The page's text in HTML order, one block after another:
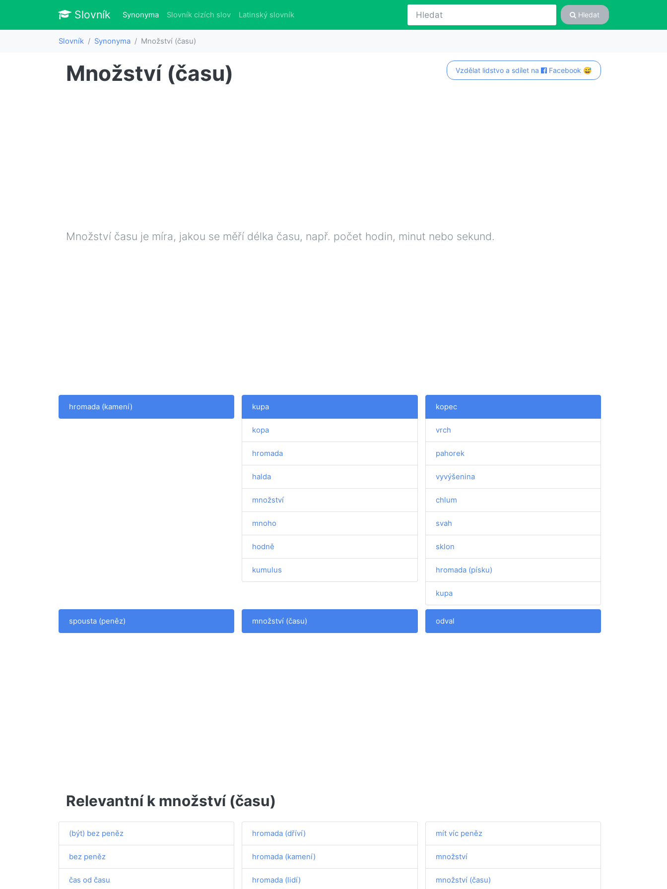
Slovník Slovník
Synonyma(aktuálně)
Slovník cizích slov Latinský slovník Hledat
Slovník Synonyma Množství (času)
Vzdělat lidstvo a sdílet na Facebook 😅
Množství (času)
Množství času je míra, jakou se měří délka času, např. počet hodin, minut nebo sekund.
hromada (kamení) kupa
kopa
hromada
halda
množství
mnoho
hodně
kumulus
kopec
vrch
pahorek
vyvýšenina
chlum
svah
sklon
hromada (písku)
kupa
spousta (peněz) množství (času) odval
Relevantní k množství (času)
(být) bez peněz
bez peněz
čas od času
hromada (dříví)
hromada (kamení)
hromada (lidí)
mít víc peněz
množství
množství (času)